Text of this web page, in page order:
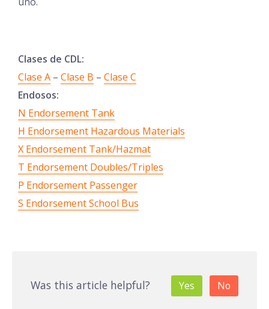
Clases de CDL:
Clase A – Clase B – Clase C
Endosos:
N Endorsement Tank
H Endorsement Hazardous Materials
X Endorsement Tank/Hazmat
T Endorsement Doubles/Triples
P Endorsement Passenger
S Endorsement School Bus
Was this article helpful? Yes No